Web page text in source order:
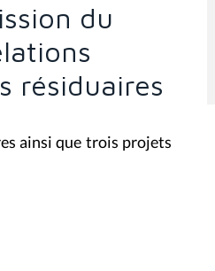
du
résiduaires
ainsi que trois projets